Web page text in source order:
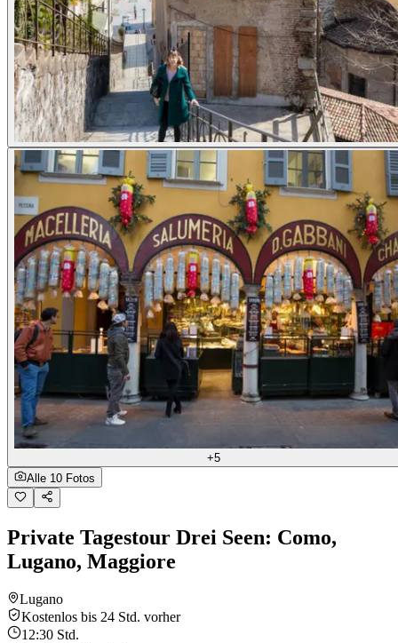
+5
Alle 10 Fotos
Private Tagestour Drei Seen: Como,
Lugano, Maggiore
Lugano
Kostenlos bis 24 Std. vorher
12:30 Std.